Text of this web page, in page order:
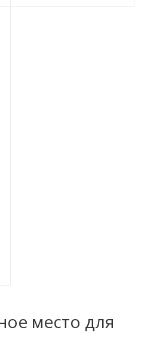
место для